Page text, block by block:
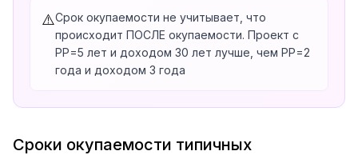
⚠️Срок окупаемости не учитывает, что
происходит ПОСЛЕ окупаемости. Проект с
PP=5 лет и доходом 30 лет лучше, чем PP=2
года и доходом 3 года
Сроки окупаемости типичных